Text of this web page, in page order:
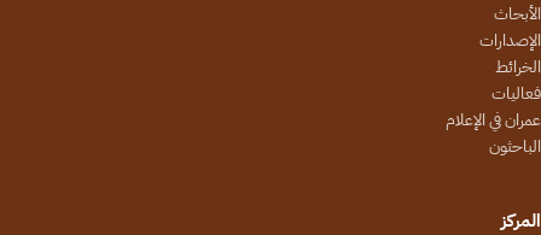
الأبحاث
الإصدارات
الخرائط
فعاليات
عمران في الإعلام
الباحثون
المركز